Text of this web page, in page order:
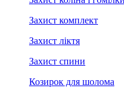
Захист комплект
Захист ліктя
Захист спини
Козирок для шолома